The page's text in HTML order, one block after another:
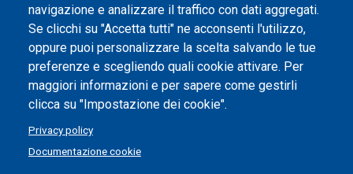
navigazione e analizzare il traffico con dati aggregati.
Se clicchi su "Accetta tutti" ne acconsenti l'utilizzo,
oppure puoi personalizzare la scelta salvando le tue
preferenze e scegliendo quali cookie attivare. Per
maggiori informazioni e per sapere come gestirli
clicca su "Impostazione dei cookie".
Privacy policy
Documentazione cookie
One community, shared technologies